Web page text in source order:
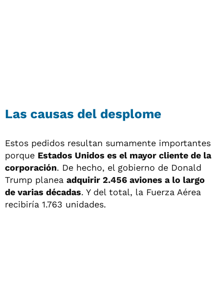
Las causas del desplome
Estos pedidos resultan sumamente importantes
porque Estados Unidos es el mayor cliente de la
corporación. De hecho, el gobierno de Donald
Trump planea adquirir 2.456 aviones a lo largo
de varias décadas. Y del total, la Fuerza Aérea
recibiría 1.763 unidades.